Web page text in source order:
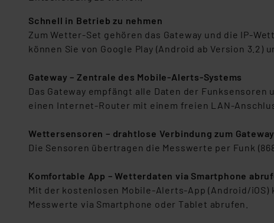
Schnell in Betrieb zu nehmen
Zum Wetter-Set gehören das Gateway und die IP-
können Sie von Google Play (Android ab Version 3.2)
Gateway – Zentrale des Mobile-Alerts-Systems
Das Gateway empfängt alle Daten der
einen Internet-Router mit einem freien LAN-
Wettersensoren – drahtlose Verbindung zum Gateway
Die Sensoren übertragen die Messwerte per Funk
Komfortable App – Wetterdaten via Smartphone
Mit der kostenlosen Mobile-Alerts-App (Android/
Messwerte via Smartphone oder Tablet abrufen.